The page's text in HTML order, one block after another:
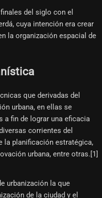
del siglo con el
cuya intención era crear
la organización espacial de
que derivadas del
urbana, en ellas se
fin de lograr una eficacia
corrientes del
la planificación estratégica,
urbana, entre otras.[1]​
urbanización la que
de la ciudad y el